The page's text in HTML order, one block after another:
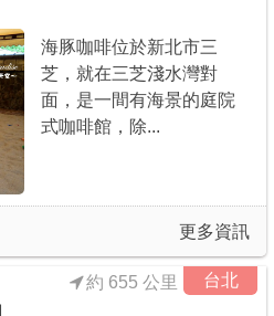
海豚咖啡位於新北市三
芝，就在三芝淺水灣對
面，是一間有海景的庭院
式咖啡館，除...
更多資訊
台北
約 655 公里